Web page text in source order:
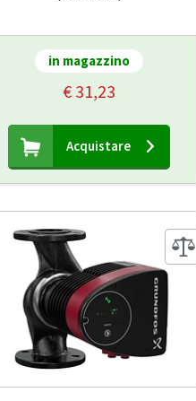
in magazzino
€ 31,23
Acquistare